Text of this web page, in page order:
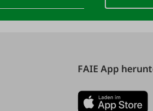
FAIE App